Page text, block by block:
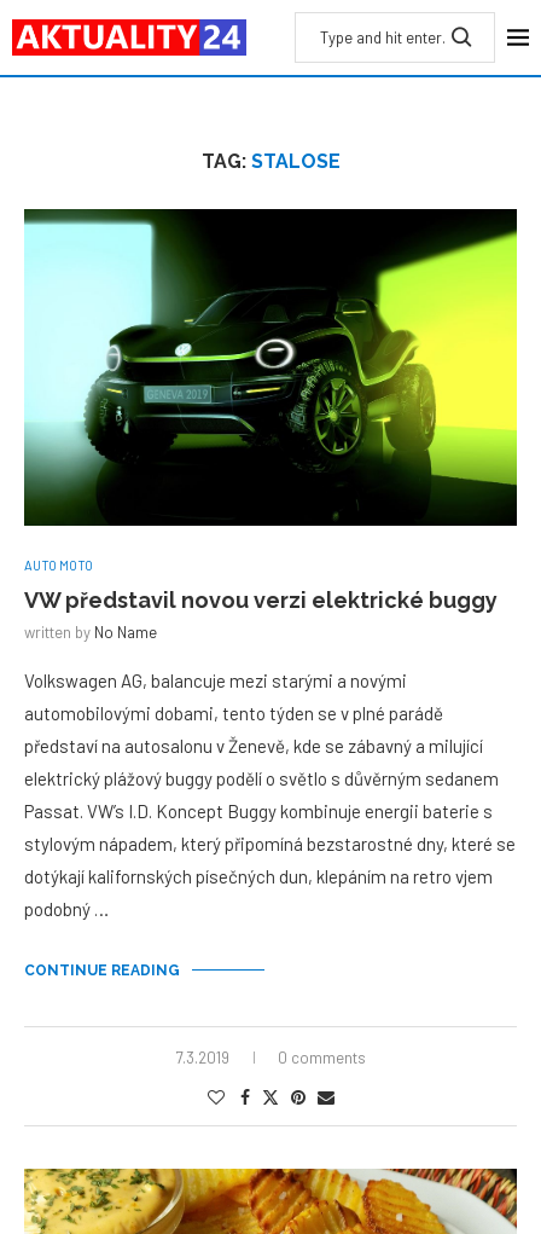
TAG: STALOSE
AUTO MOTO
VW představil novou verzi elektrické buggy
written by No Name
Volkswagen AG, balancuje mezi starými a novými
automobilovými dobami, tento týden se v plné parádě
představí na autosalonu v Ženevě, kde se zábavný a milující
elektrický plážový buggy podělí o světlo s důvěrným sedanem
Passat. VW’s I.D. Koncept Buggy kombinuje energii baterie s
stylovým nápadem, který připomíná bezstarostné dny, které se
dotýkají kalifornských písečných dun, klepáním na retro vjem
podobný …
CONTINUE READING
7.3.2019 0 comments